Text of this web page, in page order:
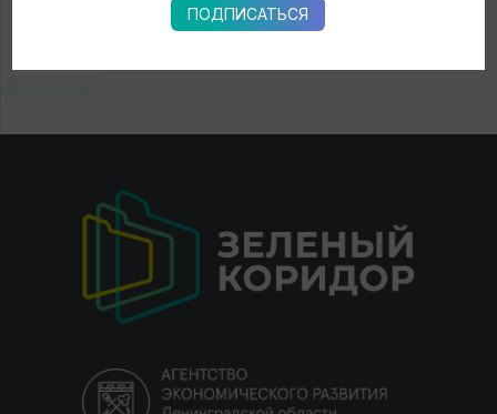
ПОДПИСАТЬСЯ